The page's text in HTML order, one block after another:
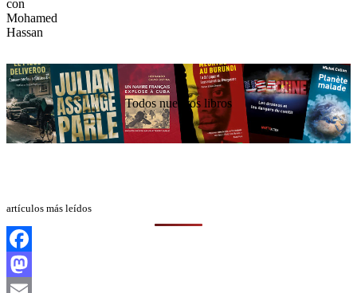
Todos nuestros libros
artículos más leídos
Facebook
Mastodon